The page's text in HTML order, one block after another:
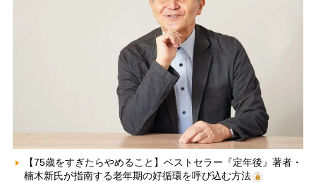
【75歳をすぎたらやめること】ベストセラー『定年後』著者・
楠木新氏が指南する老年期の好循環を呼び込む方法